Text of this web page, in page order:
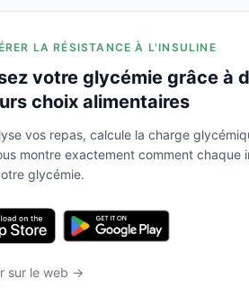
LA RÉSISTANCE À L'INSULINE
votre glycémie grâce à
choix alimentaires
vos repas, calcule la charge
montre exactement comment chaque
glycémie.
sur le web →